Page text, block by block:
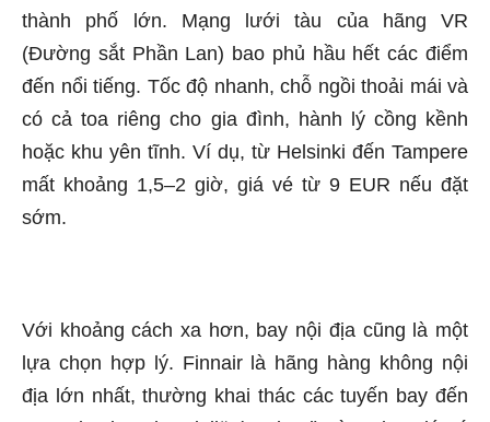
thành phố lớn. Mạng lưới tàu của hãng VR
(Đường sắt Phần Lan) bao phủ hầu hết các điểm
đến nổi tiếng. Tốc độ nhanh, chỗ ngồi thoải mái và
có cả toa riêng cho gia đình, hành lý cồng kềnh
hoặc khu yên tĩnh. Ví dụ, từ Helsinki đến Tampere
mất khoảng 1,5–2 giờ, giá vé từ 9 EUR nếu đặt
sớm.
Với khoảng cách xa hơn, bay nội địa cũng là một
lựa chọn hợp lý. Finnair là hãng hàng không nội
địa lớn nhất, thường khai thác các tuyến bay đến